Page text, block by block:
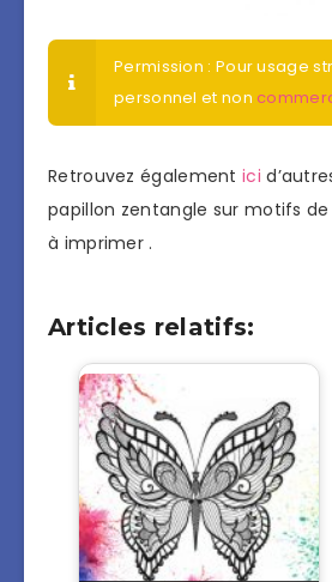
Permission : Pour usage
personnel et non
Retrouvez égalementici
papillon zentangle sur motifs
à imprimer .
Articles relatifs: